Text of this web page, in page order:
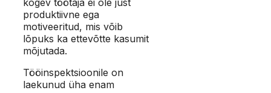
produktiivne ega
motiveeritud, mis võib
lõpuks ka ettevõtte kasumit
mõjutada.
Tööinspektsioonile on
laekunud üha enam